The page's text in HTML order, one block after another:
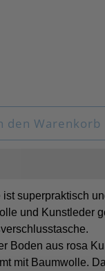
den Warenkorb
ist superpraktisch
und Kunstleder
Boden aus rosa
mit Baumwolle.